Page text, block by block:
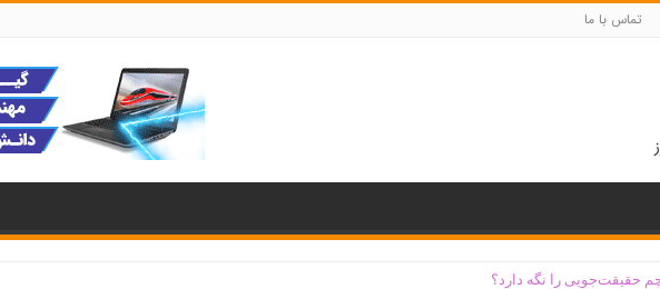
تماس با ما
حقیقت‌جویی را نگه دارد؟